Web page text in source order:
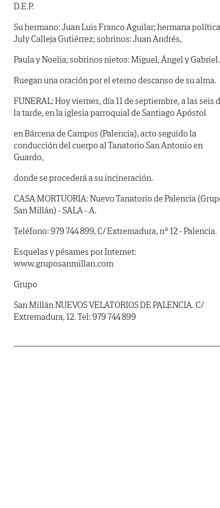
D.E.P.
Su hermano: Juan Luis Franco Aguilar; hermana
July Calleja Gutiérrez; sobrinos: Juan Andrés,
Paula y Noelia; sobrinos nietos: Miguel, Ángel y Gabriel.
Ruegan una oración por el eterno descanso de su alma.
FUNERAL: Hoy viernes, día 11 de septiembre, a las seis
la tarde, en la iglesia parroquial de Santiago Apóstol
en Bárcena de Campos (Palencia), acto seguido la
conducción del cuerpo al Tanatorio San Antonio en
Guardo,
donde se procederá a su incineración.
CASA MORTUORIA: Nuevo Tanatorio de Palencia
San Millán) - SALA - A.
Teléfono: 979 744 899, C/ Extremadura, nº 12 - Palencia.
Esquelas y pésames por Internet:
www.gruposanmillan.com
Grupo
San Millán NUEVOS VELATORIOS DE PALENCIA. C/
Extremadura, 12. Tel: 979 744 899